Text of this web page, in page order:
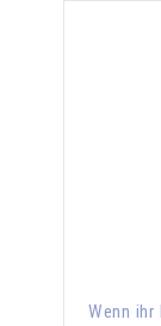
Wenn